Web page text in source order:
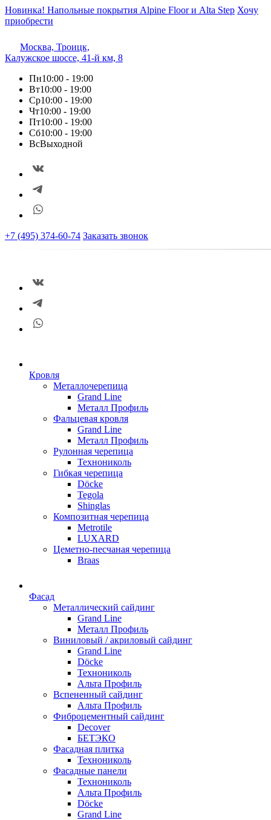
Новинка! Напольные покрытия Alpine Floor и Alta Step Хочу
приобрести
Москва, Троицк,
Калужское шоссе, 41-й км, 8
Пн10:00 - 19:00
Вт10:00 - 19:00
Ср10:00 - 19:00
Чт10:00 - 19:00
Пт10:00 - 19:00
Сб10:00 - 19:00
ВсВыходной
+7 (495) 374-60-74 Заказать звонок
Кровля
Металлочерепица
Grand Line
Металл Профиль
Фальцевая кровля
Grand Line
Металл Профиль
Рулонная черепица
Технониколь
Гибкая черепица
Döсkе
Tegola
Shinglas
Композитная черепица
Metrotile
LUXARD
Цеметно-песчаная черепица
Braas
Фасад
Металлический сайдинг
Grand Line
Металл Профиль
Виниловый / акриловый сайдинг
Grand Line
Döсkе
Технониколь
Альта Профиль
Вспененный сайдинг
Альта Профиль
Фиброцементный сайдинг
Decover
БЕТЭКО
Фасадная плитка
Технониколь
Фасадные панели
Технониколь
Альта Профиль
Döсkе
Grand Line